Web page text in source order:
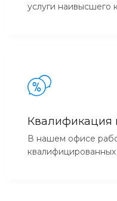
услуги наивысшего
Квалификация
В нашем офисе